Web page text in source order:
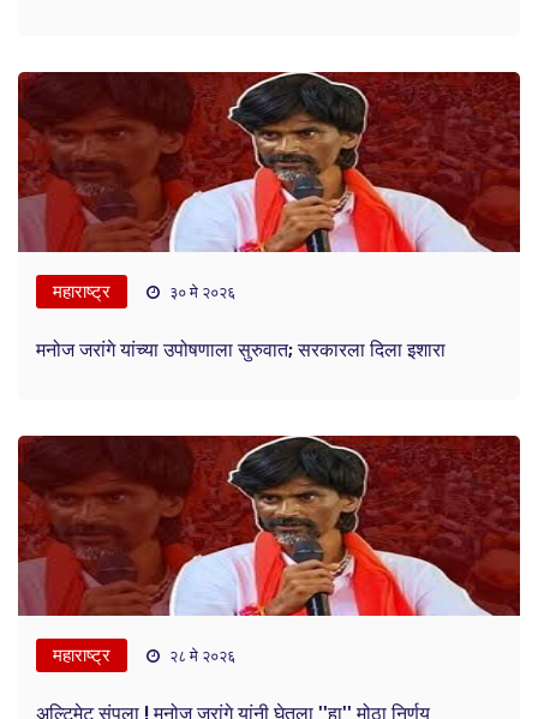
महाराष्ट्र ३० मे २०२६
मनोज जरांगे यांच्या उपोषणाला सुरुवात; सरकारला दिला इशारा
महाराष्ट्र २८ मे २०२६
अल्टिमेट संपला ! मनोज जरांगे यांनी घेतला ''हा'' मोठा निर्णय